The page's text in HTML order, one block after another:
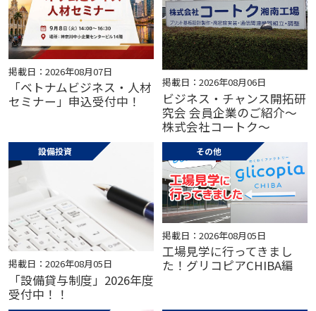
掲載日：2026年08月07日
「ベトナムビジネス・人材
セミナー」申込受付中！
掲載日：2026年08月06日
ビジネス・チャンス開拓研
究会 会員企業のご紹介～
株式会社コートク～
設備投資
掲載日：2026年08月05日
「設備貸与制度」2026年度
受付中！！
その他
掲載日：2026年08月05日
工場見学に行ってきまし
た！グリコピアCHIBA編